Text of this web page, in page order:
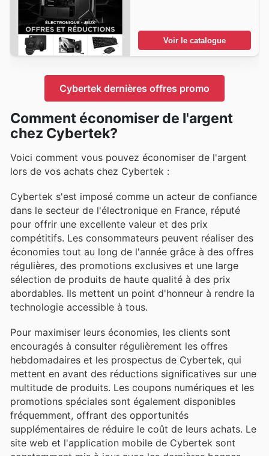
Voir le catalogue
Cybertek dernières offres promo
Comment économiser de l'argent
chez Cybertek?
Voici comment vous pouvez économiser de l'argent
lors de vos achats chez Cybertek :
Cybertek s'est imposé comme un acteur de confiance
dans le secteur de l'électronique en France, réputé
pour offrir une excellente valeur et des prix
compétitifs. Les consommateurs peuvent réaliser des
économies tout au long de l'année grâce à des offres
régulières, des promotions exclusives et une large
sélection de produits de haute qualité à des prix
abordables. Ils mettent un point d'honneur à rendre la
technologie accessible à tous.
Pour maximiser leurs économies, les clients sont
encouragés à consulter régulièrement les offres
hebdomadaires et les prospectus de Cybertek, qui
mettent en avant des réductions significatives sur une
multitude de produits. Les coupons numériques et les
promotions spéciales sont également disponibles
fréquemment, offrant des opportunités
supplémentaires de réduire le coût de leurs achats. Le
site web et l'application mobile de Cybertek sont